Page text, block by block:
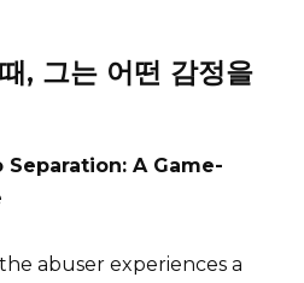
, 그는 어떤 감정을
Separation: A Game-
abuser experiences a